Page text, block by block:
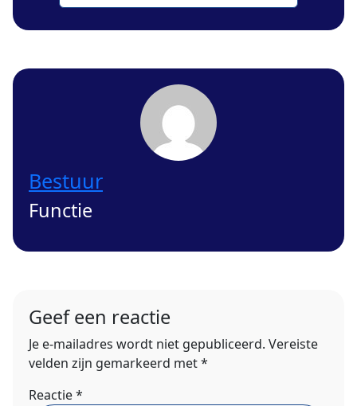
Bestuur
Functie
Geef een reactie
Je e-mailadres wordt niet gepubliceerd. Vereiste
velden zijn gemarkeerd met*
Reactie*